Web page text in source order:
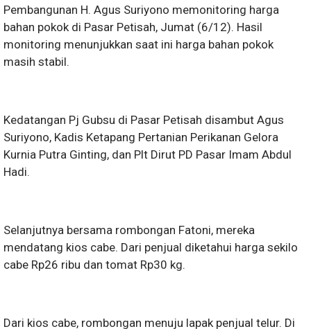
Pembangunan H. Agus Suriyono memonitoring harga
bahan pokok di Pasar Petisah, Jumat (6/12). Hasil
monitoring menunjukkan saat ini harga bahan pokok
masih stabil.
Kedatangan Pj Gubsu di Pasar Petisah disambut Agus
Suriyono, Kadis Ketapang Pertanian Perikanan Gelora
Kurnia Putra Ginting, dan Plt Dirut PD Pasar Imam Abdul
Hadi.
Selanjutnya bersama rombongan Fatoni, mereka
mendatang kios cabe. Dari penjual diketahui harga sekilo
cabe Rp26 ribu dan tomat Rp30 kg.
Dari kios cabe, rombongan menuju lapak penjual telur. Di